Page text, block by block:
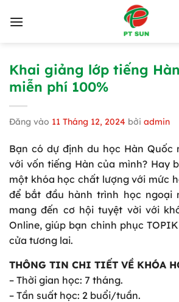
qua
Khai giảng lớp tiếng
miễn phí 100%
Đăng vào 11 Tháng 12, 2024 bởi admin
Bạn có dự định du học Hàn Quốc
với vốn tiếng Hàn của mình? Hay
một khóa học chất lượng với mức
để bắt đầu hành trình học ngoại
mang đến cơ hội tuyệt vời với
Online, giúp bạn chinh phục
cửa tương lai.
THÔNG TIN CHI TIẾT VỀ KHÓA
– Thời gian học: 7 tháng.
– Tần suất học: 2 buổi/tuần.